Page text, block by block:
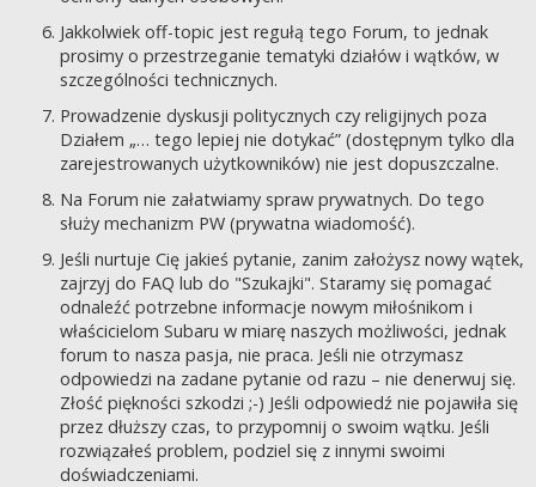
Jakkolwiek off-topic jest regułą tego Forum, to jednak
prosimy o przestrzeganie tematyki działów i wątków, w
szczególności technicznych.
Prowadzenie dyskusji politycznych czy religijnych poza
Działem „… tego lepiej nie dotykać” (dostępnym tylko dla
zarejestrowanych użytkowników) nie jest dopuszczalne.
Na Forum nie załatwiamy spraw prywatnych. Do tego
służy mechanizm PW (prywatna wiadomość).
Jeśli nurtuje Cię jakieś pytanie, zanim założysz nowy wątek,
zajrzyj do FAQ lub do "Szukajki". Staramy się pomagać
odnaleźć potrzebne informacje nowym miłośnikom i
właścicielom Subaru w miarę naszych możliwości, jednak
forum to nasza pasja, nie praca. Jeśli nie otrzymasz
odpowiedzi na zadane pytanie od razu – nie denerwuj się.
Złość piękności szkodzi ;-) Jeśli odpowiedź nie pojawiła się
przez dłuższy czas, to przypomnij o swoim wątku. Jeśli
rozwiązałeś problem, podziel się z innymi swoimi
doświadczeniami.